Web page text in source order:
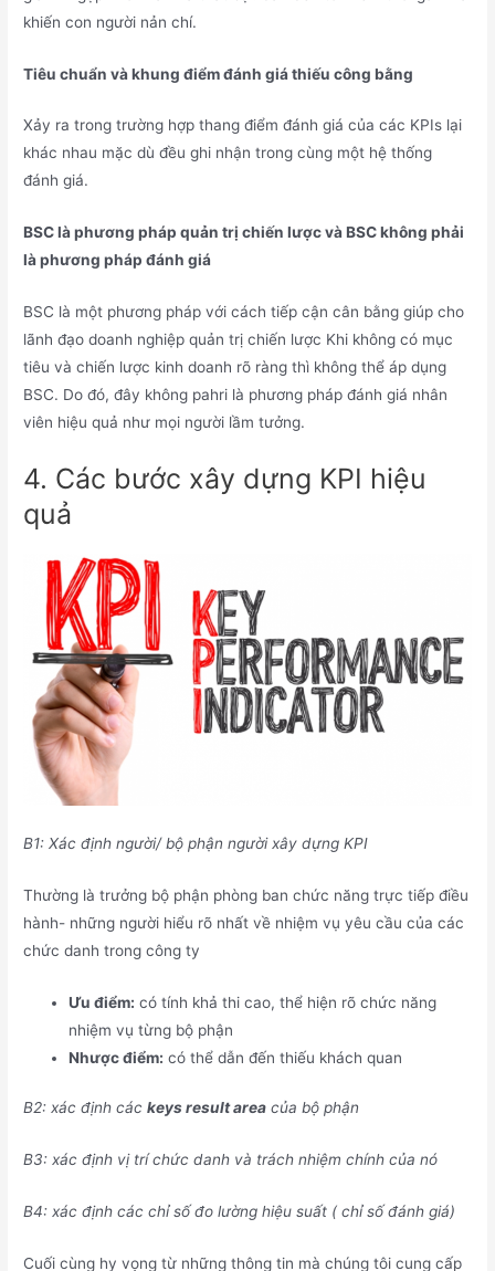
khiến con người nản chí.
Tiêu chuẩn và khung điểm đánh giá thiếu công bằng
Xảy ra trong trường hợp thang điểm đánh giá của các KPIs lại
khác nhau mặc dù đều ghi nhận trong cùng một hệ thống
đánh giá.
BSC là phương pháp quản trị chiến lược vàBSC không phải
là phương pháp đánh giá
BSC là một phương pháp với cách tiếp cận cân bằng giúp cho
lãnh đạo doanh nghiệp quản trị chiến lược Khi không có mục
tiêu và chiến lược kinh doanh rõ ràng thì không thể áp dụng
BSC. Do đó, đây không pahri là phương pháp đánh giá nhân
viên hiệu quả như mọi người lầm tưởng.
4. Các bước xây dựng KPI hiệu
quả
B1: Xác định người/ bộ phận người xây dựng KPI
Thường là trưởng bộ phận phòng ban chức năng trực tiếp điều
hành- những người hiểu rõ nhất về nhiệm vụ yêu cầu của các
chức danh trong công ty
Ưu điểm: có tính khả thi cao, thể hiện rõ chức năng
nhiệm vụ từng bộ phận
Nhược điểm: có thể dẫn đến thiếu khách quan
B2: xác định cáckeys result area của bộ phận
B3: xác định vị trí chức danh và trách nhiệm chính của nó
B4: xác định các chỉ số đo lường hiệu suất ( chỉ số đánh giá)
Cuối cùng hy vọng từ những thông tin mà chúng tôi cung cấp